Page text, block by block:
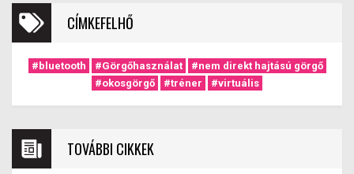
CÍMKEFELHŐ
#bluetooth #Görgőhasználat
#nem direkt hajtású görgő
#okosgörgő
#tréner #virtuális
TOVÁBBI CIKKEK